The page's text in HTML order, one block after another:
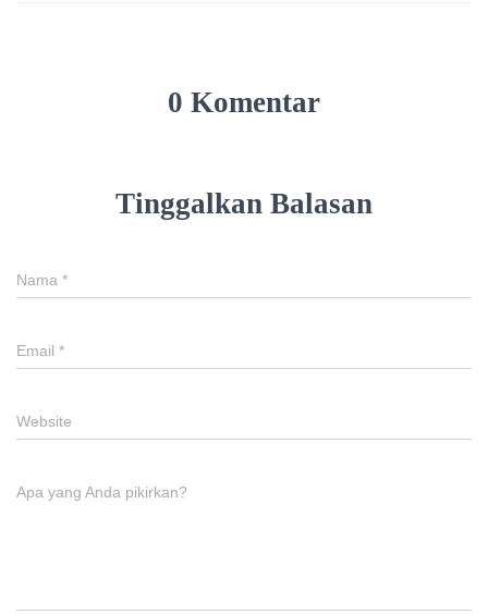
0 Komentar
Tinggalkan Balasan
Nama *
Email *
Website
Apa yang Anda pikirkan?